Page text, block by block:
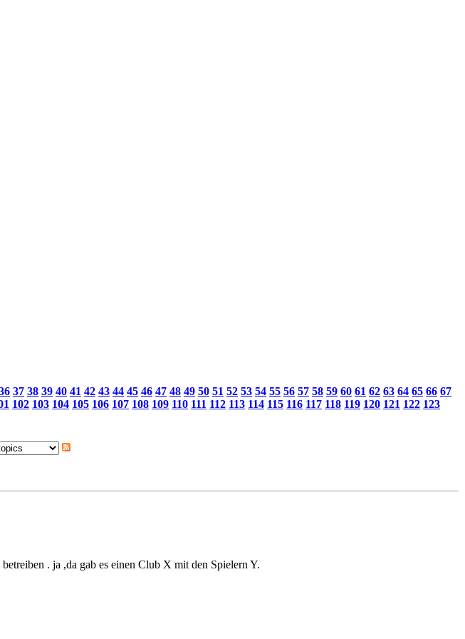
37 38 39 40 41 42 43 44 45 46 47 48 49 50 51 52 53 54 55 56 57 58 59 60 61 62 63 64 65 66 67
102 103 104 105 106 107 108 109 110 111 112 113 114 115 116 117 118 119 120 121 122 123
. ja ,da gab es einen Club X mit den Spielern Y.